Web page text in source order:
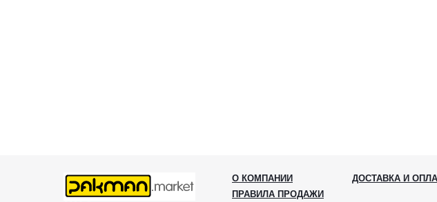
О КОМПАНИИ ДОСТАВКА И
ПРАВИЛА ПРОДАЖИ